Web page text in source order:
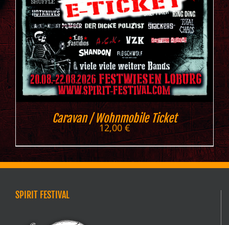
Caravan / Wohnmobile Ticket
12,00 €
SPIRIT FESTIVAL